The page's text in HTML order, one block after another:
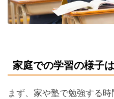
家庭での学習の様子
まず、家や塾で勉強する